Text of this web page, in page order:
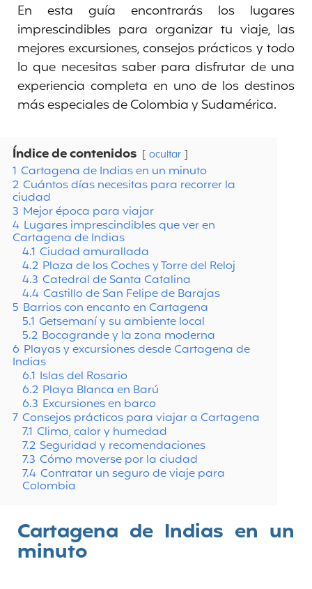
En esta guía encontrarás los lugares
imprescindibles para organizar tu viaje, las
mejores excursiones, consejos prácticos y todo
lo que necesitas saber para disfrutar de una
experiencia completa en uno de los destinos
más especiales de Colombia y Sudamérica.
Índice de contenidos ocultar
1 Cartagena de Indias en un minuto
2 Cuántos días necesitas para recorrer la
ciudad
3 Mejor época para viajar
4 Lugares imprescindibles que ver en
Cartagena de Indias
4.1 Ciudad amurallada
4.2 Plaza de los Coches y Torre del Reloj
4.3 Catedral de Santa Catalina
4.4 Castillo de San Felipe de Barajas
5 Barrios con encanto en Cartagena
5.1 Getsemaní y su ambiente local
5.2 Bocagrande y la zona moderna
6 Playas y excursiones desde Cartagena de
Indias
6.1 Islas del Rosario
6.2 Playa Blanca en Barú
6.3 Excursiones en barco
7 Consejos prácticos para viajar a Cartagena
7.1 Clima, calor y humedad
7.2 Seguridad y recomendaciones
7.3 Cómo moverse por la ciudad
7.4 Contratar un seguro de viaje para
Colombia
Cartagena de Indias en un
minuto